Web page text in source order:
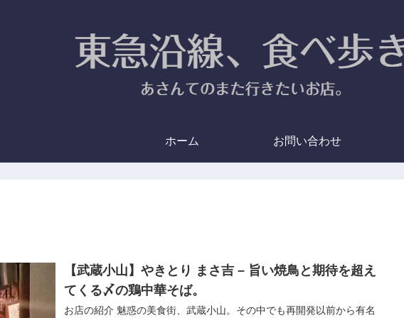
ホーム お問い合わせ
【武蔵小山】やきとり まさ吉 – 旨い焼鳥と期待を超え
てくる〆の鶏中華そば。
お店の紹介 魅惑の美食街、武蔵小山。その中でも再開発以前から有名